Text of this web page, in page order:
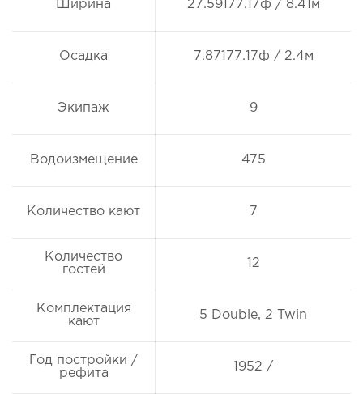
Ширина 27.59177.17ф / 8.41м
Осадка 7.87177.17ф / 2.4м
Экипаж 9
Водоизмещение 475
Количество кают 7
Количество
гостей
12
Комплектация
кают
5 Double, 2 Twin
Год постройки /
рефита
1952 /